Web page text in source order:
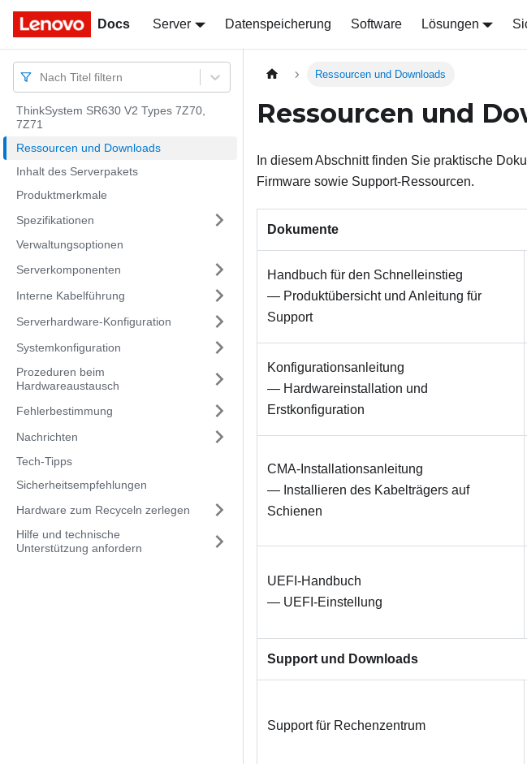
Docs Server Datenspeicherung Software Lösungen
Docs
Nach Titel filtern
ThinkSystem SR630 V2 Types 7Z70,
7Z71
Ressourcen und Downloads
Inhalt des Serverpakets
Produktmerkmale
Spezifikationen
Verwaltungsoptionen
Serverkomponenten
Interne Kabelführung
Serverhardware-Konfiguration
Systemkonfiguration
Prozeduren beim
Hardwareaustausch
Fehlerbestimmung
Nachrichten
Tech-Tipps
Sicherheitsempfehlungen
Hardware zum Recyceln zerlegen
Hilfe und technische
Unterstützung anfordern
Ressourcen und Downloads
Ressourcen und
In diesem Abschnitt finden Sie praktische
Firmware sowie Support-Ressourcen.
Dokumente
Handbuch für den Schnelleinstieg
— Produktübersicht und Anleitung für
Support
Konfigurationsanleitung
— Hardwareinstallation und
Erstkonfiguration
CMA-Installationsanleitung
— Installieren des Kabelträgers auf
Schienen
UEFI-Handbuch
— UEFI-Einstellung
Support und Downloads
Support für Rechenzentrum